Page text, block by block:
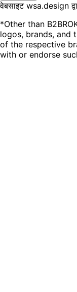
वेबसाइट wsa.design
*Other than
logos, brands, and
of the respective
with or endorse